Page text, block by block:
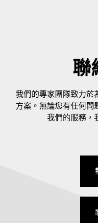
聯
我們的專家團隊致力於
方案。無論您有任何
我們的服務，